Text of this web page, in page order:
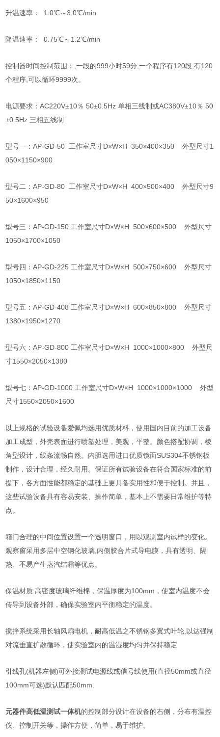
升温速率： 1.0℃～3.0℃/min
降温速率： 0.75℃～ 1.2℃/min
控制器时间控制范围： ,一段的999小时59分 ,一个程序有120段 ,有120
个程序 ,可以循环9999次。
电源要求：AC220V±10％ 50±0.5Hz 单相三线制或AC380V±10％ 50
±0.5Hz 三相五线制
型号一：AP-GD-50 工作室尺寸D×W×H 350×400×350 外型尺寸1
050×1150×900
型号二：AP-GD-80 工作室尺寸D×W×H 400×500×400外型尺寸9
50×1600×950
型号三：AP-GD-150 工作室尺寸D×W×H 500×600×500外型尺寸
1050×1700×1050
型号四：AP-GD-225 工作室尺寸D×W×H 500×750×600外型尺寸
1050×1850×1150
型号五：AP-GD-408 工作室尺寸D×W×H 600×850×800外型尺寸
1380×1950×1270
型号六：AP-GD-800 工作室尺寸D×W×H 1000×1000×800 外型尺
寸1550×2050×1380
型号七：AP-GD-1000 工作室尺寸D×W×H 1000×1000×1000外型
尺寸1550×2050×1600
以上规格的试验设备爱佩均选用优质材料，使用国内目前的加工设备
加工成型，外壳表面进行喷塑处理，美观，平整。颜色搭配协调，棱
角型设计，线条流畅自然。内胆选用进口优质镜面SUS304不锈钢板
制作，设计合理，经久耐用。保证所有试验设备在符合国家标准的前
提下，各方面性能都稳定的基础上更具备实用性和便于控制。并且，
这些试验设备具有容易安装、操作简单，基本上不需要日常维护等特
点。
箱门合理的中间位置设置一个透明窗口，用以观测室内试样的变化。
观察窗采用多层中空钢化玻璃,内侧胶合片式导电膜，具有透明、隔
热、不易产生蒸汽结霜等优点。
保温材质:高密度玻璃纤维棉，保温厚度为100mm，使室内温度不会
传导到设备外部，确保实验室内平衡稳定的温度。
搅拌系统采用长轴风扇电机，耐高低温之不锈钢多翼式叶轮 以达强制
对流垂直扩散循环，使实验室内的温湿度均匀并保持稳定
引线孔(机器左侧)可外接测试电源线或信号线使用(直径50mm或直径
100mm可选)默认匹配50mm.
元器件高低温测试一体机的控制部分设计在设备的右侧，分布有温控
仪、控制开关等，操作方便，简单，易于维护。